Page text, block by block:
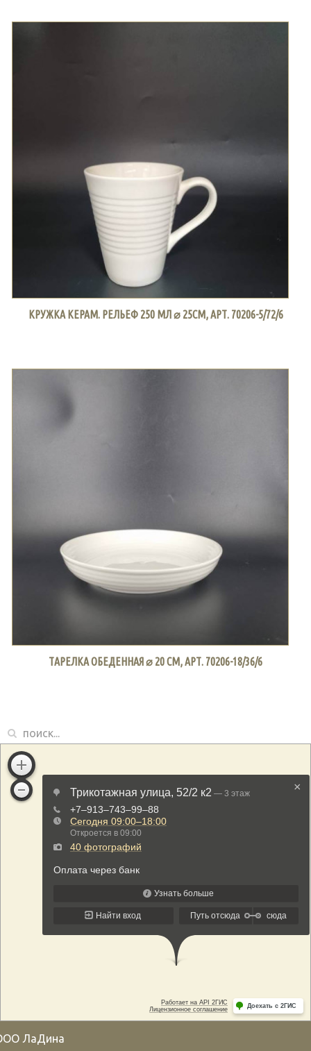
КРУЖКА КЕРАМ. РЕЛЬЕФ 250 МЛ ⌀ 25СМ, АРТ. 70206-5/72/6
ТАРЕЛКА ОБЕДЕННАЯ ⌀ 20 СМ, АРТ. 70206-18/36/6
ЛаДина